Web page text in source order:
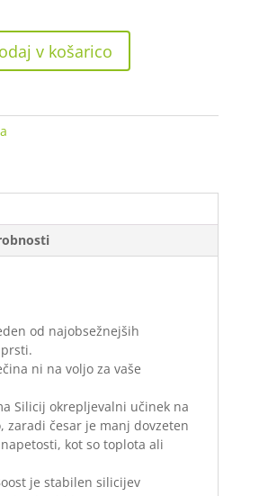
v košarico
od najobsežnejših
ni na voljo za vaše
Silicij okrepljevalni učinek na
zaradi česar je manj dovzeten
kot so toplota ali
je stabilen silicijev